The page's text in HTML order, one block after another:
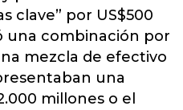
clave” por US$500
una combinación por
mezcla de efectivo
una
millones o el